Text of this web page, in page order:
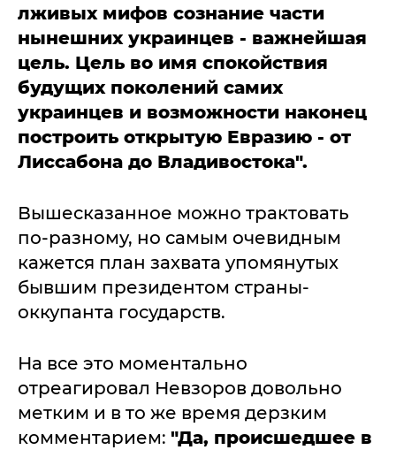
лживых мифов сознание части
нынешних украинцев - важнейшая
цель. Цель во имя спокойствия
будущих поколений самих
украинцев и возможности наконец
построить открытую Евразию - от
Лиссабона до Владивостока".
Вышесказанное можно трактовать
по-разному, но самым очевидным
кажется план захвата упомянутых
бывшим президентом страны-
оккупанта государств.
На все это моментально
отреагировал Невзоров довольно
метким и в то же время дерзким
комментарием: "Да, происшедшее в